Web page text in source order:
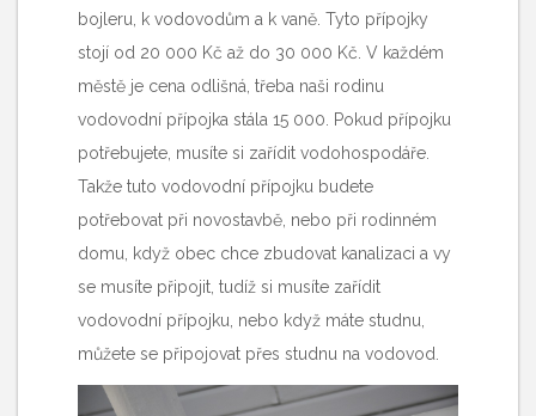
bojleru, k vodovodům a k vaně. Tyto přípojky
stojí od 20 000 Kč až do 30 000 Kč. V každém
městě je cena odlišná, třeba naši rodinu
vodovodní přípojka stála 15 000. Pokud přípojku
potřebujete, musíte si zařídit vodohospodáře.
Takže tuto vodovodní přípojku budete
potřebovat při novostavbě, nebo při rodinném
domu, když obec chce zbudovat kanalizaci a vy
se musíte připojit, tudíž si musíte zařídit
vodovodní přípojku, nebo když máte studnu,
můžete se připojovat přes studnu na vodovod.